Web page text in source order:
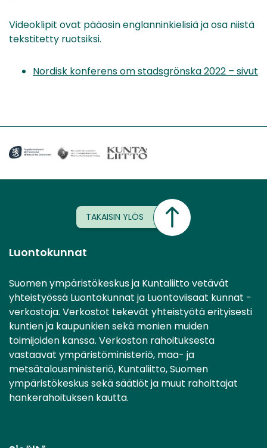
Videoklipit ovat pääosin englanninkielisiä ja osa niistä
tekstitetty ruotsiksi.
Nordisk konferens om stadsgrönska 2022 – sivut
TAKAISIN YLÖS
Luontokunnat
Suomen ympäristökeskus ja Kuntaliitto vetävät
yhteistyössä Luontokunnat ja Luontoviisaat kunnat -
verkostoja. Verkostot tekevät yhteistyötä erityisesti
kuntien ja kaupunkien sekä monien muiden
toimijoiden kanssa. Verkoston rahoituksesta
vastaavat ympäristöministeriö, maa- ja
metsätalousministeriö, Kuntaliitto, Suomen
ympäristökeskus sekä säätiöt ja muut rahoittajat
hankerahoituksen kautta.